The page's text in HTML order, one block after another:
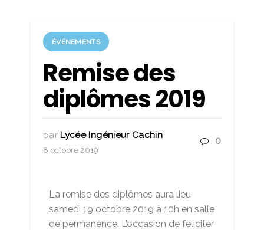
ÉVÉNEMENTS
Remise des
diplômes 2019
par Lycée Ingénieur Cachin
8 octobre 2019
0
La remise des diplômes aura lieu
samedi 19 octobre 2019 à 10h en salle
de permanence. L’occasion de féliciter